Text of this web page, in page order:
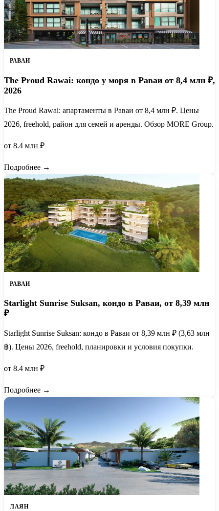
РАВАИ
The Proud Rawai: кондо у моря в Раваи от 8,4 млн ₽,
2026
The Proud Rawai: апартаменты в Раваи от 8,4 млн ₽. Цены
2026, freehold, район для семей и аренды. Обзор MORE Group.
от 8.4 млн ₽
Подробнее →
РАВАИ
Starlight Sunrise Suksan, кондо в Раваи, от 8,39 млн
₽
Starlight Sunrise Suksan: кондо в Раваи от 8,39 млн ₽ (3,63 млн
฿). Цены 2026, freehold, планировки и условия покупки.
от 8.4 млн ₽
Подробнее →
ЛАЯН